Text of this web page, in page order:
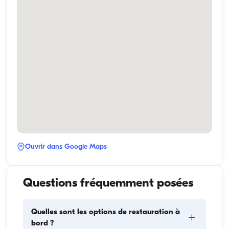
Ouvrir dans Google Maps
Questions fréquemment posées
Quelles sont les options de restauration à
bord ?
+